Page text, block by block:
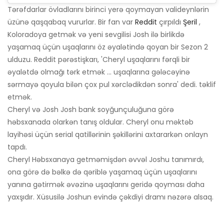
Tərəfdarlar övladlarını birinci yerə qoymayan valideynlərin
üzünə qaşqabaq vururlar. Bir fan var Reddit çırpıldı Şeril ,
Koloradoya getmək və yeni sevgilisi Josh ilə birlikdə
yaşamaq üçün uşaqlarını öz əyalətində qoyan bir Sezon 2
ulduzu. Reddit pərəstişkarı, 'Cheryl uşaqlarını fərqli bir
əyalətdə olmağı tərk etmək ... uşaqlarına gələcəyinə
sərmayə qoyula bilən çox pul xərclədikdən sonra' dedi. təklif
etmək.
Cheryl və Josh Josh bank soyğunçuluğuna görə
həbsxanada olarkən tanış oldular. Cheryl onu məktəb
layihəsi üçün serial qatillərinin şəkillərini axtararkən onlayn
tapdı.
Cheryl Həbsxanaya getməmişdən əvvəl Joshu tanımırdı,
ona görə də bəlkə də qəriblə yaşamaq üçün uşaqlarını
yanına gətirmək əvəzinə uşaqlarını geridə qoyması daha
yaxşıdır. Xüsusilə Joshun evində çəkdiyi dramı nəzərə alsaq.